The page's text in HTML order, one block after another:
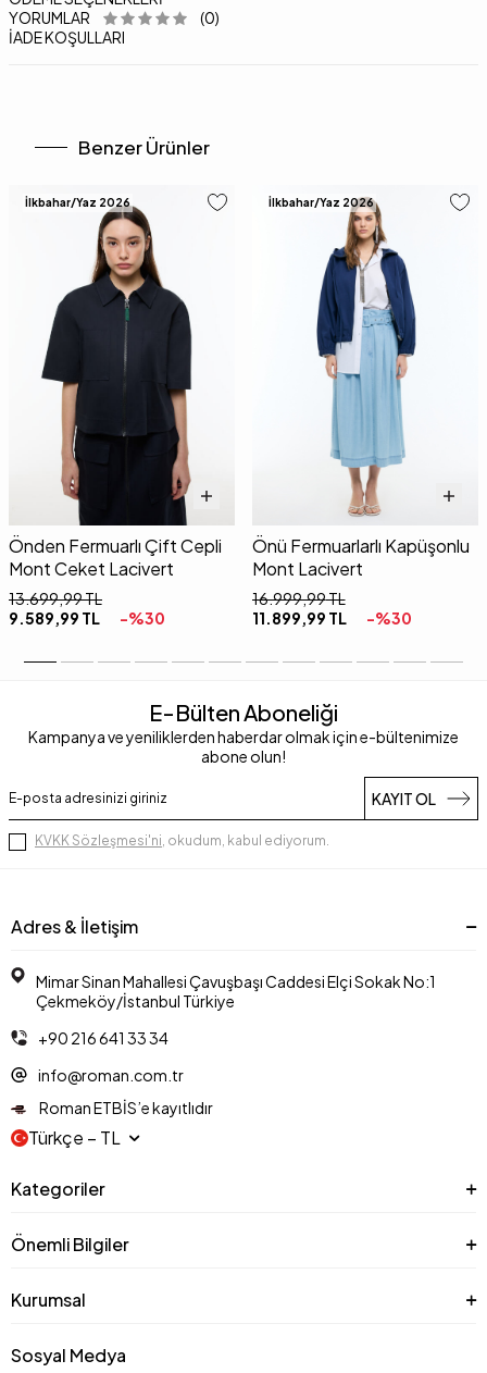
YORUMLAR
(0)
İADE KOŞULLARI
Benzer Ürünler
İlkbahar/Yaz 2026
Önden Fermuarlı Çift Cepli
Mont Ceket Lacivert
13.699,99TL
9.589,99 TL -%30
İlkbahar/Yaz 2026
Önü Fermuarlarlı Kapüşonlu
Mont Lacivert
16.999,99TL
11.899,99 TL -%30
E-Bülten Aboneliği
Kampanya ve yeniliklerden haberdar olmak için e-bültenimize
abone olun!
KAYIT OL
KVKK Sözleşmesi'ni , okudum, kabul ediyorum.
Adres & İletişim
Mimar Sinan Mahallesi Çavuşbaşı Caddesi Elçi Sokak No:1
Çekmeköy/İstanbul Türkiye
+90 216 641 33 34
info@roman.com.tr
Roman ETBİS’e kayıtlıdır
Türkçe − TL
Kategoriler
Önemli Bilgiler
Kurumsal
Sosyal Medya